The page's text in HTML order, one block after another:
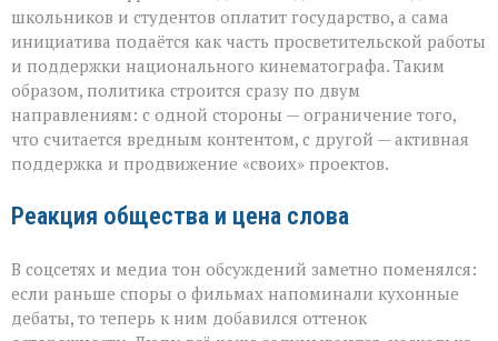
школьников и студентов оплатит государство, а сама
инициатива подаётся как часть просветительской работы
и поддержки национального кинематографа. Таким
образом, политика строится сразу по двум
направлениям: с одной стороны — ограничение того,
что считается вредным контентом, с другой — активная
поддержка и продвижение «своих» проектов.
Реакция общества и цена слова
В соцсетях и медиа тон обсуждений заметно поменялся:
если раньше споры о фильмах напоминали кухонные
дебаты, то теперь к ним добавился оттенок